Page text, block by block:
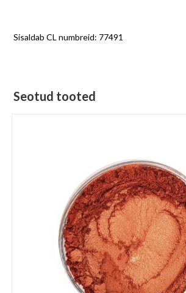
Sisaldab CL numbreid: 77491
Seotud tooted